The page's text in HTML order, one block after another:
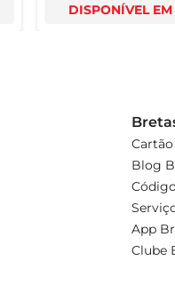
DISPONÍVEL EM
Blog
App
Clube